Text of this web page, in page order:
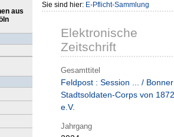
aus
Sie sind hier: E-Pflicht-Sammlung
Elektronische
Zeitschrift
Gesamttitel
Feldpost : Session ... / Bonner
Stadtsoldaten-Corps von 1872
e.V.
Jahrgang